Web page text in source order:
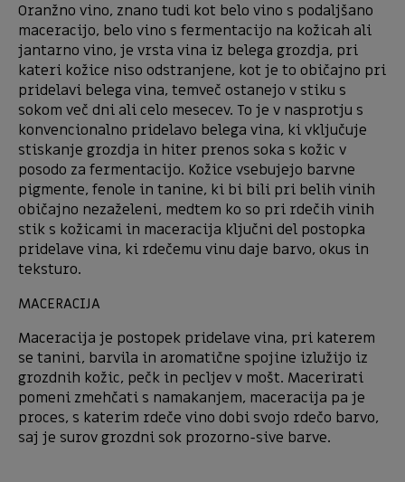
Oranžno vino, znano tudi kot belo vino s podaljšano
maceracijo, belo vino s fermentacijo na kožicah ali
jantarno vino, je vrsta vina iz belega grozdja, pri
kateri kožice niso odstranjene, kot je to običajno pri
pridelavi belega vina, temveč ostanejo v stiku s
sokom več dni ali celo mesecev. To je v nasprotju s
konvencionalno pridelavo belega vina, ki vključuje
stiskanje grozdja in hiter prenos soka s kožic v
posodo za fermentacijo. Kožice vsebujejo barvne
pigmente, fenole in tanine, ki bi bili pri belih vinih
običajno nezaželeni, medtem ko so pri rdečih vinih
stik s kožicami in maceracija ključni del postopka
pridelave vina, ki rdečemu vinu daje barvo, okus in
teksturo.
MACERACIJA
Maceracija je postopek pridelave vina, pri katerem
se tanini, barvila in aromatične spojine izlužijo iz
grozdnih kožic, pečk in pecljev v mošt. Macerirati
pomeni zmehčati s namakanjem, maceracija pa je
proces, s katerim rdeče vino dobi svojo rdečo barvo,
saj je surov grozdni sok prozorno-sive barve.